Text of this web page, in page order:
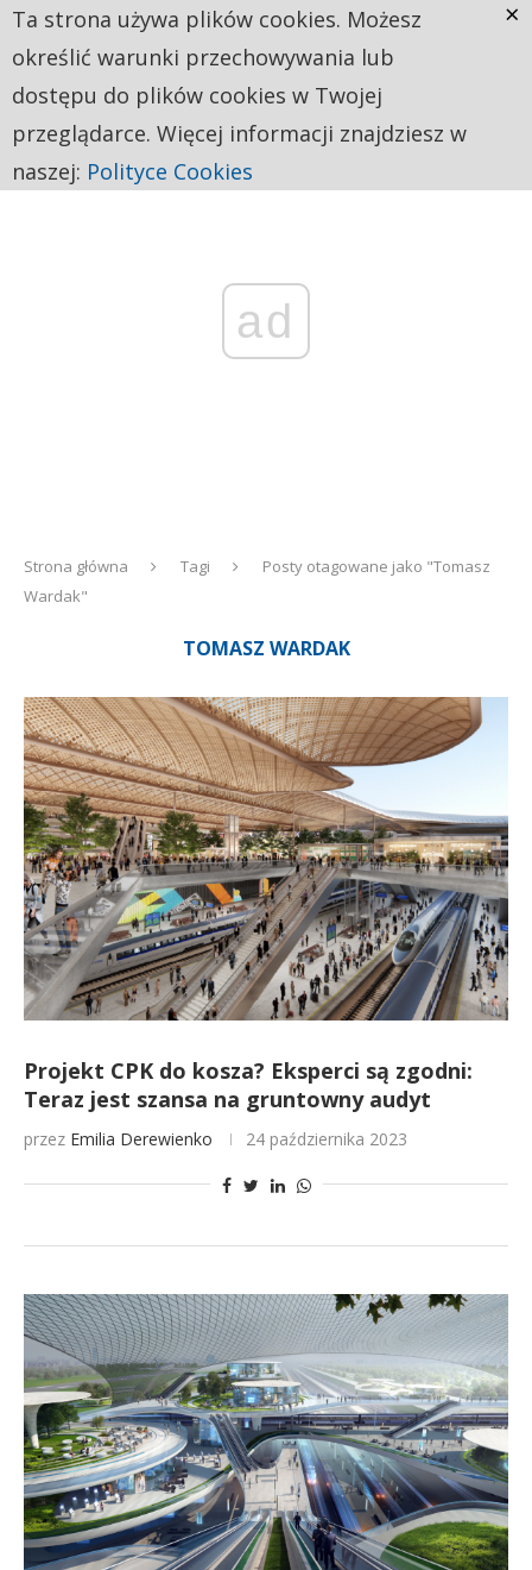
ad
Strona główna Tagi
Posty otagowane jako "Tomasz
Wardak"
TOMASZ WARDAK
Projekt CPK do kosza? Eksperci są zgodni:
Teraz jest szansa na gruntowny audyt
przez Emilia Derewienko 24 października 2023
Ta strona używa plików cookies. Możesz
określić warunki przechowywania lub
dostępu do plików cookies w Twojej
przeglądarce. Więcej informacji znajdziesz w
naszej: Polityce Cookies
×